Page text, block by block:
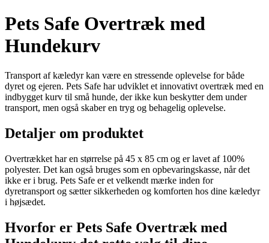
Pets Safe Overtræk med
Hundekurv
Transport af kæledyr kan være en stressende oplevelse for både
dyret og ejeren. Pets Safe har udviklet et innovativt overtræk med en
indbygget kurv til små hunde, der ikke kun beskytter dem under
transport, men også skaber en tryg og behagelig oplevelse.
Detaljer om produktet
Overtrækket har en størrelse på 45 x 85 cm og er lavet af 100%
polyester. Det kan også bruges som en opbevaringskasse, når det
ikke er i brug. Pets Safe er et velkendt mærke inden for
dyretransport og sætter sikkerheden og komforten hos dine kæledyr
i højsædet.
Hvorfor er Pets Safe Overtræk med